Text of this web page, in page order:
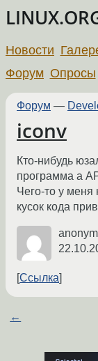
Новости
Форум Опросы
Форум —
iconv
Кто-нибудь
программа а
Чего-то у меня
кусок кода
Ссылка
←